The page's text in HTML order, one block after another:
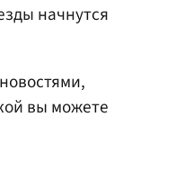
начнутся
вы можете